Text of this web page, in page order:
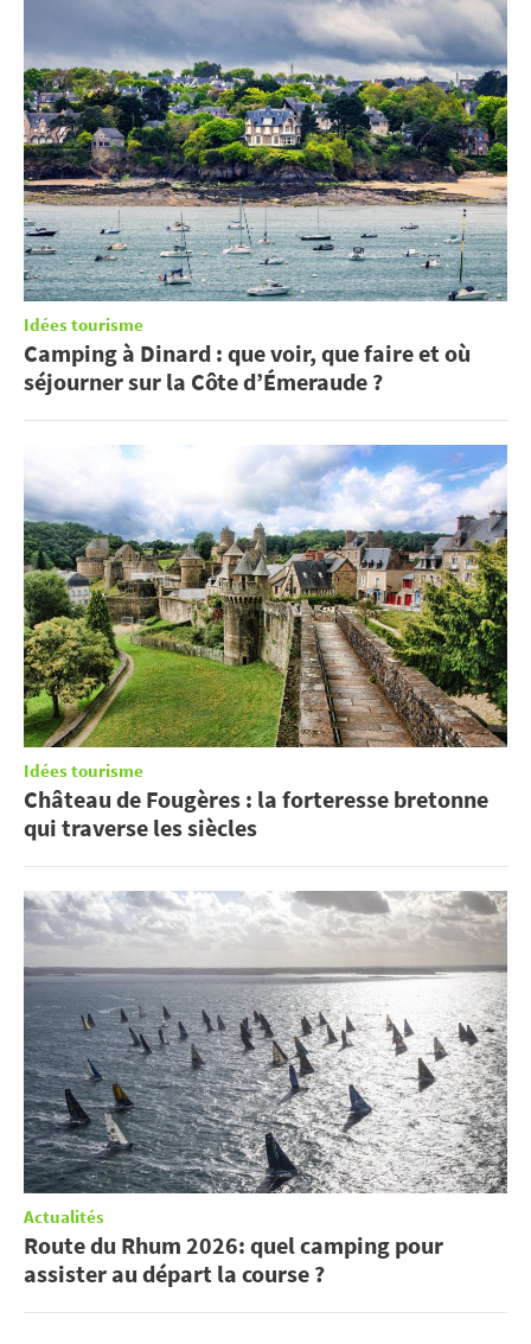
Idées tourisme
Camping à Dinard : que voir, que faire et où
séjourner sur la Côte d’Émeraude ?
Idées tourisme
Château de Fougères : la forteresse bretonne
qui traverse les siècles
Actualités
Route du Rhum 2026: quel camping pour
assister au départ la course ?